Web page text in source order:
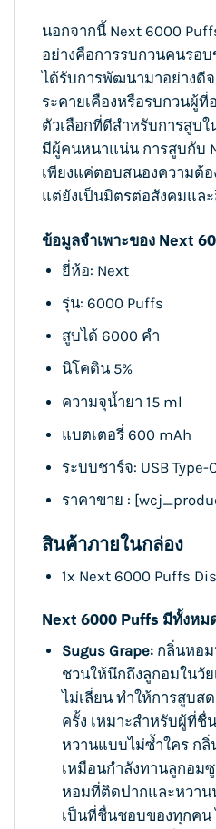
นอกจากนี้ Next 6000
อย่างคือการรบกวนคนรอ
ได้รับการพัฒนามาอย่างดีจ
ระคายเคืองหรือรบกวนผู้ที่
ตัวเลือกที่ดีสำหรับการสูบ
มีผู้คนหนาแน่น การสูบกับ
เพียงแค่ตอบสนองความต้อ
แต่ยังเป็นมิตรต่อสังคมแล
ข้อมูลจำเพาะของ Next
ยี่ห้อ: Next
รุ่น: 6000 Puffs
สูบได้ 6000 คำ
นิโคติน 5%
ความจุน้ำยา 15 ml
แบตเตอรี่ 600 mAh
ระบบชาร์จ: USB Type-
ราคาขาย :
สินค้าภายในกล่อง
1x Next 6000 Puffs
Next 6000 Puffs มีทั้งหม
Sugus Grape:กลิ่นหอม
ชวนให้นึกถึงลูกอมในวั
ไม่เลี่ยน ทำให้การสูบส
ครั้ง เหมาะสำหรับผู้ที่
หวานแบบไม่ซ้ำใคร ก
เหมือนกำลังทานลูกอม
หอมที่ติดปากและหวา
เป็นที่ชื่นชอบของทุกคน